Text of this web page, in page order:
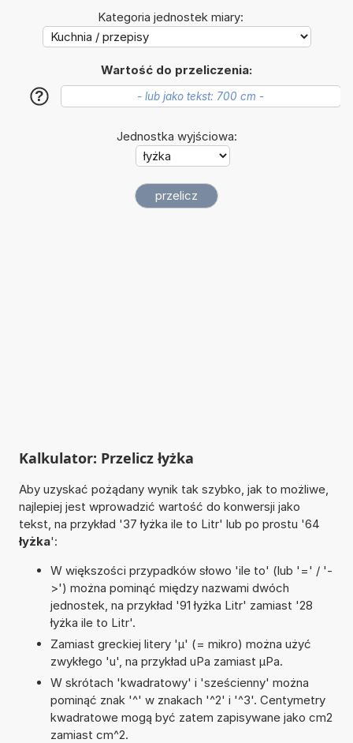
Kategoria jednostek miary:
Wartość do przeliczenia:
?
Jednostka wyjściowa:
Kalkulator: Przelicz łyżka
Aby uzyskać pożądany wynik tak szybko, jak to możliwe,
najlepiej jest wprowadzić wartość do konwersji jako
tekst, na przykład '37 łyżka ile to Litr' lub po prostu '64
łyżka':
W większości przypadków słowo 'ile to' (lub '=' / '-
>') można pominąć między nazwami dwóch
jednostek, na przykład '91 łyżka Litr' zamiast '28
łyżka ile to Litr'.
Zamiast greckiej litery 'µ' (= mikro) można użyć
zwykłego 'u', na przykład uPa zamiast µPa.
W skrótach 'kwadratowy' i 'sześcienny' można
pominąć znak '^' w znakach '^2' i '^3'. Centymetry
kwadratowe mogą być zatem zapisywane jako cm2
zamiast cm^2.